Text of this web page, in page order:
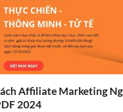
Affiliate Marketing
2024